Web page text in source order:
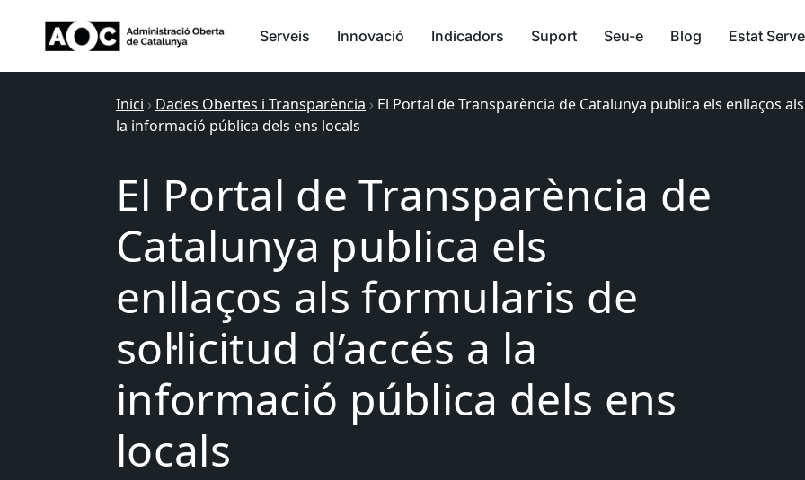
Serveis Innovació Indicadors Suport Seu-e Blog Estat
Inici › Dades Obertes i Transparència › El Portal de Transparència de Catalunya publica els enllaços
la informació pública dels ens locals
El Portal de Transparència de
Catalunya publica els
enllaços als formularis de
sol·licitud d’accés a la
informació pública dels ens
locals